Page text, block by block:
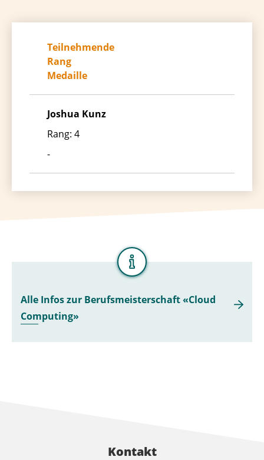
Teilnehmende
Rang
Medaille
Joshua Kunz
Rang: 4
-
Alle Infos zur Berufsmeisterschaft «Cloud
Computing»
Kontakt